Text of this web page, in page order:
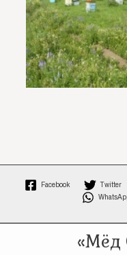
Facebook Twitter
«Мёд